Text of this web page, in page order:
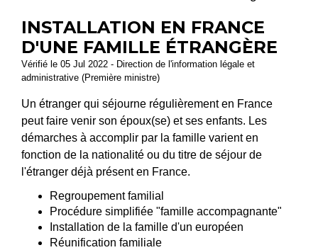
INSTALLATION EN FRANCE
D'UNE FAMILLE ÉTRANGÈRE
Vérifié le 05 Jul 2022 - Direction de l'information légale et
administrative (Première ministre)
Un étranger qui séjourne régulièrement en France
peut faire venir son époux(se) et ses enfants. Les
démarches à accomplir par la famille varient en
fonction de la nationalité ou du titre de séjour de
l'étranger déjà présent en France.
Regroupement familial
Procédure simplifiée "famille accompagnante"
Installation de la famille d'un européen
Réunification familiale